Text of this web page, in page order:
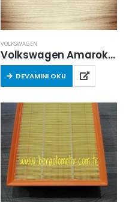
VOLKSWAGEN
Volkswagen Amarok 2010 Sonrası 2.0 Dizel Hava Filtresi
DEVAMINI OKU